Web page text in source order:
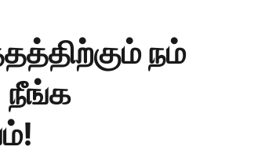
நம்
நீங்க